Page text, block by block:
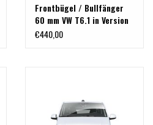
Frontbügel / Bullfänger
60 mm VW T6.1 in Version
poliert oder schwarz
€440,00